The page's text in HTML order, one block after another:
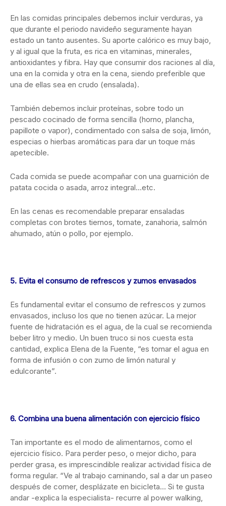
En las comidas principales debemos incluir verduras, ya
que durante el periodo navideño seguramente hayan
estado un tanto ausentes. Su aporte calórico es muy bajo,
y al igual que la fruta, es rica en vitaminas, minerales,
antioxidantes y fibra. Hay que consumir dos raciones al día,
una en la comida y otra en la cena, siendo preferible que
una de ellas sea en crudo (ensalada).
También debemos incluir proteínas, sobre todo un
pescado cocinado de forma sencilla (horno, plancha,
papillote o vapor), condimentado con salsa de soja, limón,
especias o hierbas aromáticas para dar un toque más
apetecible.
Cada comida se puede acompañar con una guarnición de
patata cocida o asada, arroz integral…etc.
En las cenas es recomendable preparar ensaladas
completas con brotes tiernos, tomate, zanahoria, salmón
ahumado, atún o pollo, por ejemplo.
5. Evita el consumo de refrescos y zumos envasados
Es fundamental evitar el consumo de refrescos y zumos
envasados, incluso los que no tienen azúcar. La mejor
fuente de hidratación es el agua, de la cual se recomienda
beber litro y medio. Un buen truco si nos cuesta esta
cantidad, explica Elena de la Fuente, “es tomar el agua en
forma de infusión o con zumo de limón natural y
edulcorante”.
6. Combina una buena alimentación con ejercicio físico
Tan importante es el modo de alimentarnos, como el
ejercicio físico. Para perder peso, o mejor dicho, para
perder grasa, es imprescindible realizar actividad física de
forma regular. “Ve al trabajo caminando, sal a dar un paseo
después de comer, desplázate en bicicleta… Si te gusta
andar -explica la especialista- recurre al power walking,